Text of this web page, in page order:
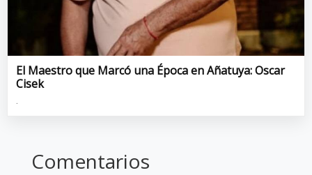
El Maestro que Marcó una Época en Añatuya: Oscar
Cisek
.
Comentarios